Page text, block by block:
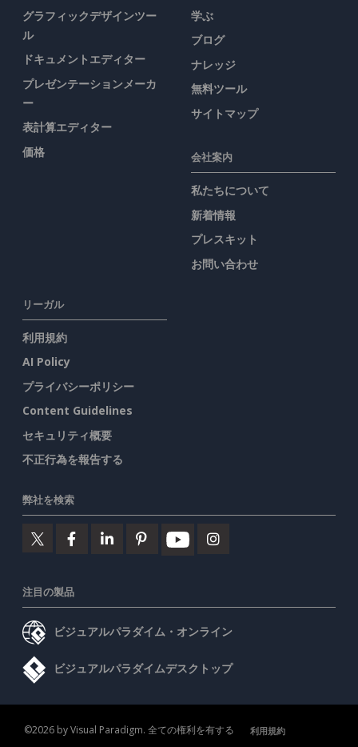
グラフィックデザインツー
ル
ドキュメントエディター
プレゼンテーションメーカ
ー
表計算エディター
価格
学ぶ
ブログ
ナレッジ
無料ツール
サイトマップ
会社案内
私たちについて
新着情報
プレスキット
お問い合わせ
リーガル
利用規約
AI Policy
プライバシーポリシー
Content Guidelines
セキュリティ概要
不正行為を報告する
弊社を検索
注目の製品
ビジュアルパラダイム・オンライン
ビジュアルパラダイムデスクトップ
©2026 by Visual Paradigm. 全ての権利を有する
利用規約